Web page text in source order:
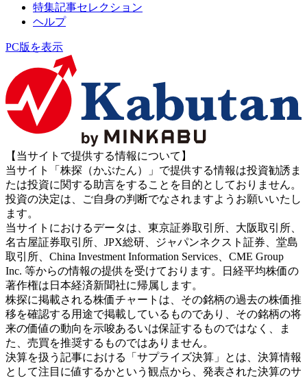
特集記事セレクション
ヘルプ
PC版を表示
【当サイトで提供する情報について】
当サイト「株探（かぶたん）」で提供する情報は投資勧誘ま
たは投資に関する助言をすることを目的としておりません。
投資の決定は、ご自身の判断でなされますようお願いいたし
ます。
当サイトにおけるデータは、東京証券取引所、大阪取引所、
名古屋証券取引所、JPX総研、ジャパンネクスト証券、堂島
取引所、China Investment Information Services、CME Group
Inc. 等からの情報の提供を受けております。日経平均株価の
著作権は日本経済新聞社に帰属します。
株探に掲載される株価チャートは、その銘柄の過去の株価推
移を確認する用途で掲載しているものであり、その銘柄の将
来の価値の動向を示唆あるいは保証するものではなく、ま
た、売買を推奨するものではありません。
決算を扱う記事における「サプライズ決算」とは、決算情報
として注目に値するかという観点から、発表された決算のサ